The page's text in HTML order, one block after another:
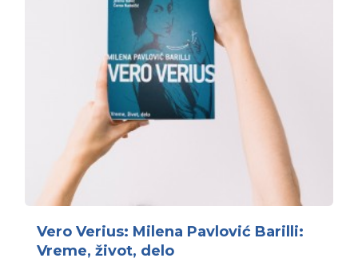
Vero Verius: Milena Pavlović Barilli:
Vreme, život, delo